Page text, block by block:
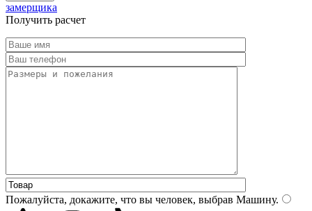
замерщика
Получить расчет
Пожалуйста, докажите, что вы человек, выбрав Машину.